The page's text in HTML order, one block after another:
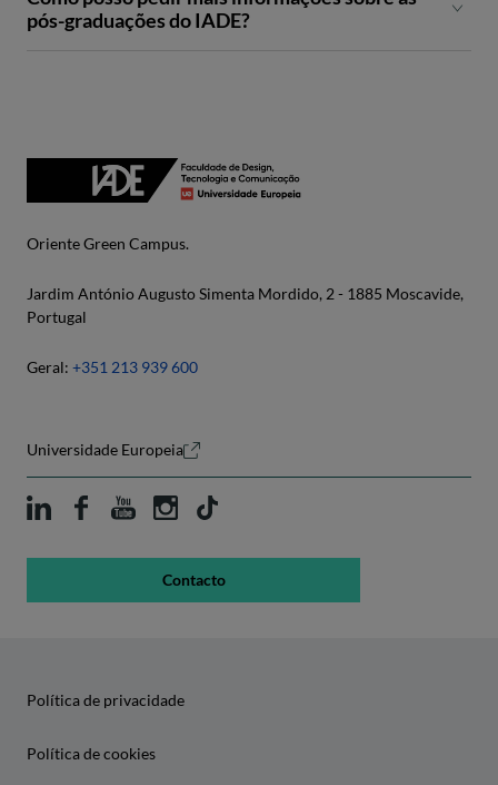
pós-graduações do IADE?
Oriente Green Campus.
Jardim António Augusto Simenta Mordido, 2 - 1885 Moscavide,
Portugal
Geral: +351 213 939 600
Universidade Europeia
Contacto
Política de privacidade
Política de cookies